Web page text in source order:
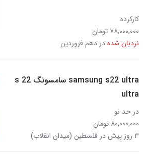
کارکرده
۷۸,۰۰۰,۰۰۰ تومان
نردبان شدهدر دهم فروردین
samsung s22 ultra سامسونگ s 22
ultra
در حد نو
۸۰,۰۰۰,۰۰۰ تومان
۳ روز پیش در فلسطین (میدان انقلاب)